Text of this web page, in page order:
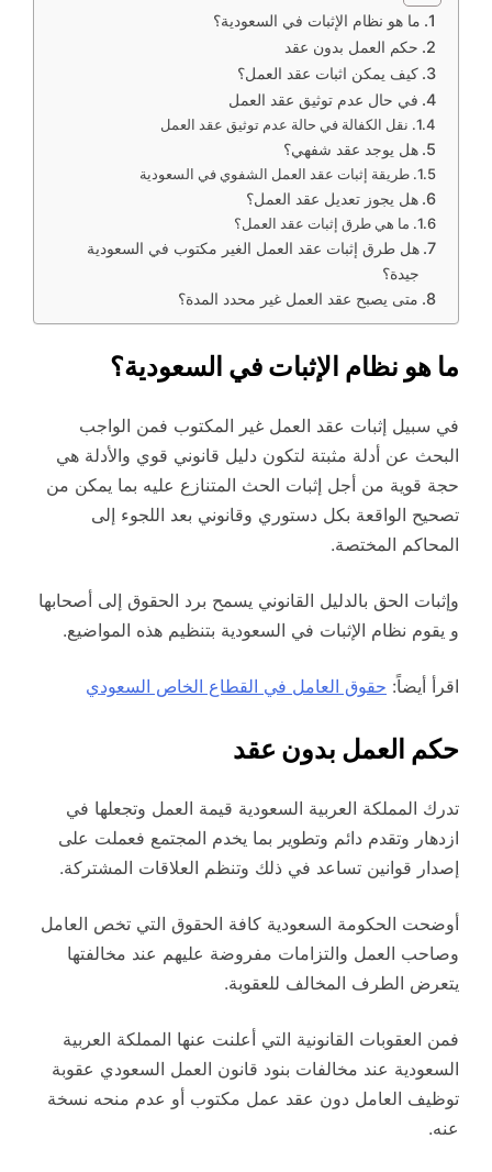
ما هو نظام الإثبات في السعودية؟
حكم العمل بدون عقد
كيف يمكن اثبات عقد العمل؟
في حال عدم توثيق عقد العمل
نقل الكفالة في حالة عدم توثيق عقد العمل
هل يوجد عقد شفهي؟
طريقة إثبات عقد العمل الشفوي في السعودية
هل يجوز تعديل عقد العمل؟
ما هي طرق إثبات عقد العمل؟
هل طرق إثبات عقد العمل الغير مكتوب في السعودية
جيدة؟
متى يصبح عقد العمل غير محدد المدة؟
ما هو نظام الإثبات في السعودية؟
في سبيل إثبات عقد العمل غير المكتوب فمن الواجب
البحث عن أدلة مثبتة لتكون دليل قانوني قوي والأدلة هي
حجة قوية من أجل إثبات الحث المتنازع عليه بما يمكن من
تصحيح الواقعة بكل دستوري وقانوني بعد اللجوء إلى
المحاكم المختصة.
وإثبات الحق بالدليل القانوني يسمح برد الحقوق إلى أصحابها
و يقوم نظام الإثبات في السعودية بتنظيم هذه المواضيع.
اقرأ أيضاً: حقوق العامل في القطاع الخاص السعودي
حكم العمل بدون عقد
تدرك المملكة العربية السعودية قيمة العمل وتجعلها في
ازدهار وتقدم دائم وتطوير بما يخدم المجتمع فعملت على
إصدار قوانين تساعد في ذلك وتنظم العلاقات المشتركة.
أوضحت الحكومة السعودية كافة الحقوق التي تخص العامل
وصاحب العمل والتزامات مفروضة عليهم عند مخالفتها
يتعرض الطرف المخالف للعقوبة.
فمن العقوبات القانونية التي أعلنت عنها المملكة العربية
السعودية عند مخالفات بنود قانون العمل السعودي عقوبة
توظيف العامل دون عقد عمل مكتوب أو عدم منحه نسخة
عنه.